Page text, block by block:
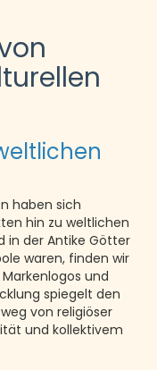
haben sich
hin zu weltlichen
in der Antike Götter
waren, finden wir
und
spiegelt den
von religiöser
und kollektivem